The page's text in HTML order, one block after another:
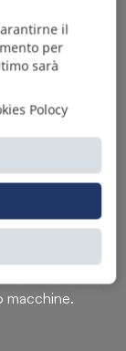
e vendita di
in tutto
dei prodotti a
del ricco
a ricambisti,
macchine.
il
per
sarà
Polocy